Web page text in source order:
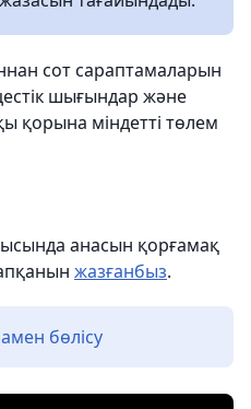
сот сараптамаларын
шығындар және
қорына міндетті төлем
анасын қорғамақ
жазғанбыз.
бөлісу